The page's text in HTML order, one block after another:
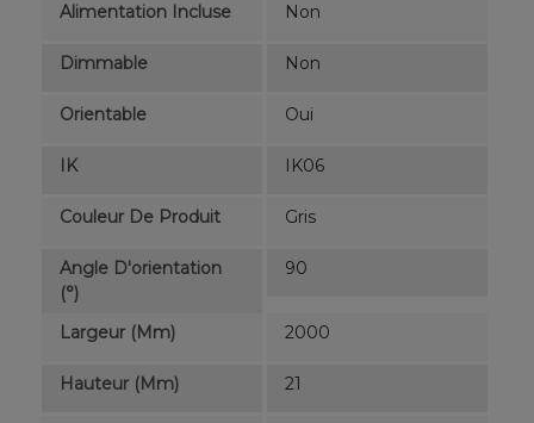
Alimentation Incluse Non
Dimmable Non
Orientable Oui
IK IK06
Couleur De Produit Gris
Angle D'orientation
(°)
90
Largeur (mm) 2000
Hauteur (mm) 21